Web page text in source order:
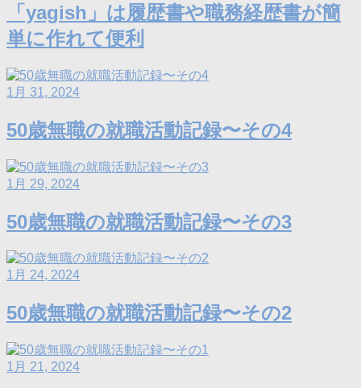
「yagish」は履歴書や職務経歴書が簡
単に作れて便利
1月 31, 2024
50歳無職の就職活動記録〜その4
1月 29, 2024
50歳無職の就職活動記録〜その3
1月 24, 2024
50歳無職の就職活動記録〜その2
1月 21, 2024